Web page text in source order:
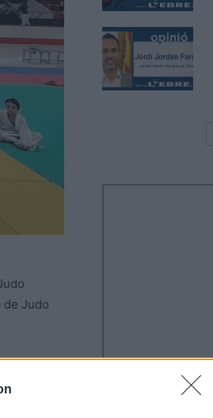
de Judo
un